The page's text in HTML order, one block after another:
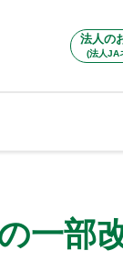
法人の
(法人JA
一部